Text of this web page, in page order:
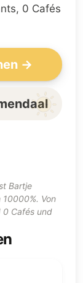
0 Cafés
→
Bartje
Von
0 Cafés und